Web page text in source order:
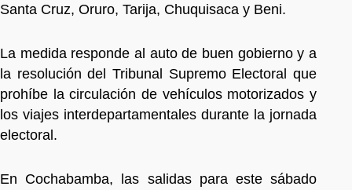
Santa Cruz, Oruro, Tarija, Chuquisaca y Beni.
La medida responde al auto de buen gobierno y a
la resolución del Tribunal Supremo Electoral que
prohíbe la circulación de vehículos motorizados y
los viajes interdepartamentales durante la jornada
electoral.
En Cochabamba, las salidas para este sábado